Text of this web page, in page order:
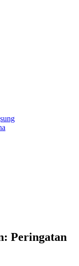
Peringatan